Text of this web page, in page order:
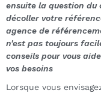
ensuite la question
décoller votre
agence de
n'est pas toujours
conseils pour vous
vos besoins
Lorsque vous